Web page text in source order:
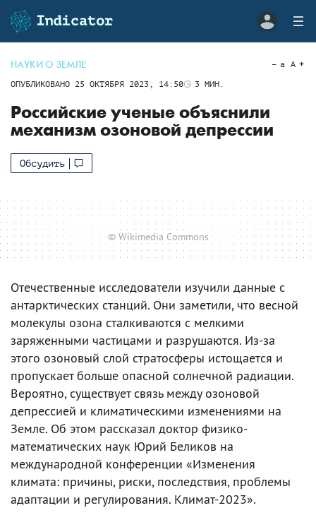
НАУКИ О ЗЕМЛЕ
ОПУБЛИКОВАНО 25 ОКТЯБРЯ 2023, 14:50 3 МИН.
a A
Российские ученые объяснили
механизм озоновой депрессии
Обсудить
© Wikimedia Commons
Отечественные исследователи изучили данные с
антарктических станций. Они заметили, что весной
молекулы озона сталкиваются с мелкими
заряженными частицами и разрушаются. Из-за
этого озоновый слой стратосферы истощается и
пропускает больше опасной солнечной радиации.
Вероятно, существует связь между озоновой
депрессией и климатическими изменениями на
Земле. Об этом рассказал доктор физико-
математических наук Юрий Беликов на
международной конференции «Изменения
климата: причины, риски, последствия, проблемы
адаптации и регулирования. Климат-2023».